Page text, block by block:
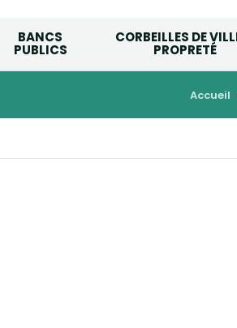
BANCS
PUBLICS
CORBEILLES DE
PROPRETÉ
accueil